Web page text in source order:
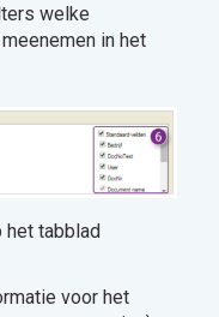
welke
in het
het tabblad
voor het